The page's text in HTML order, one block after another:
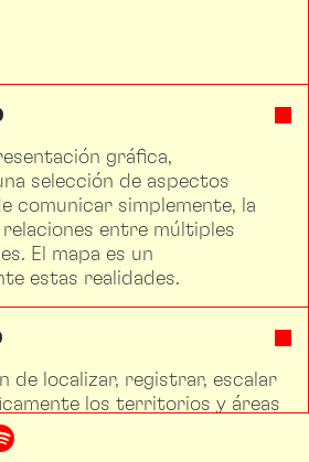
gráfica,
selección de aspectos
comunicar simplemente, la
entre múltiples
El mapa es un
estas realidades.
de localizar, registrar, escalar
los territorios y áreas
y criterios de ordenación
representaciones